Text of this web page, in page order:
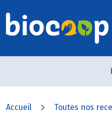
Accueil Toutes nos